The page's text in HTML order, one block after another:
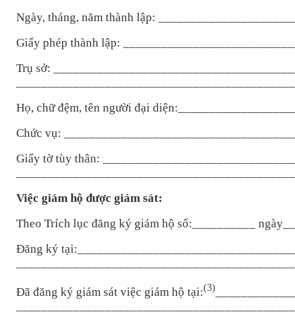
Ngày, tháng, năm thành lập:
Giấy phép thành lập:
Trụ sở:
Họ, chữ đệm, tên người đại diện:
Chức vụ:
Giấy tờ tùy thân:
Việc giám hộ được giám sát:
Theo Trích lục đăng ký giám hộ số: ng
Đăng ký tại:
Đã đăng ký giám sát việc giám hộ tại:(3)